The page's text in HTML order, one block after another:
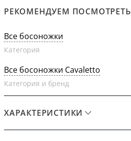
РЕКОМЕНДУЕМ ПОСМОТРЕТЬ
Все босоножки
Категория
Все босоножки Cavaletto
Категория и бренд
ХАРАКТЕРИСТИКИ